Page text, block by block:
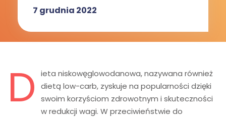
7 grudnia 2022
D
ieta niskowęglowodanowa, nazywana również
dietą low-carb, zyskuje na popularności dzięki
swoim korzyściom zdrowotnym i skuteczności
w redukcji wagi. W przeciwieństwie do